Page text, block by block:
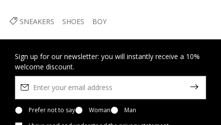
SNEAKERS SHOES BOY
Sign up for our newsletter: you will instantly receive a 10%
welcome discount.
Prefer not to say Woman
Man